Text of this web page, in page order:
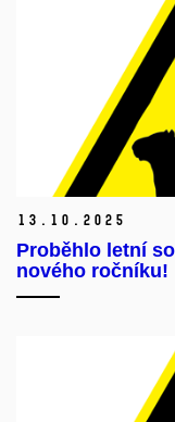
13. 10. 2025
Proběhlo letní
nového ročníku!